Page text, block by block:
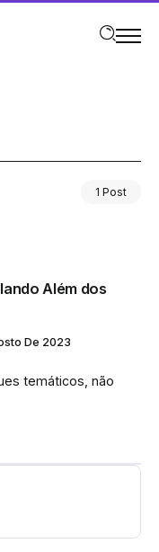
1 Post
Além dos
De 2023
temáticos, não